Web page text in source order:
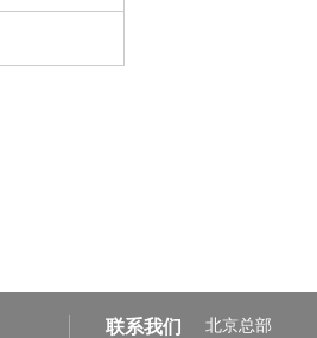
联系我们
北京总部